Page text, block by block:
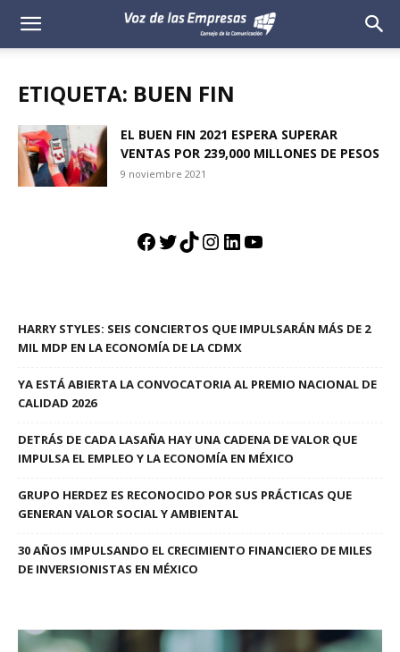
Voz
Empresas
ETIQUETA: BUEN FIN
EL BUEN FIN 2021 ESPERA SUPERAR
VENTAS POR 239,000 MILLONES DE PESOS
9 noviembre 2021
Facebook
Twitter
TikTok
Instagram
LinkedIn
YouTube
HARRY STYLES: SEIS CONCIERTOS QUE IMPULSARÁN MÁS DE 2
MIL MDP EN LA ECONOMÍA DE LA CDMX
YA ESTÁ ABIERTA LA CONVOCATORIA AL PREMIO NACIONAL DE
CALIDAD 2026
DETRÁS DE CADA LASAÑA HAY UNA CADENA DE VALOR QUE
IMPULSA EL EMPLEO Y LA ECONOMÍA EN MÉXICO
GRUPO HERDEZ ES RECONOCIDO POR SUS PRÁCTICAS QUE
GENERAN VALOR SOCIAL Y AMBIENTAL
30 AÑOS IMPULSANDO EL CRECIMIENTO FINANCIERO DE MILES
DE INVERSIONISTAS EN MÉXICO